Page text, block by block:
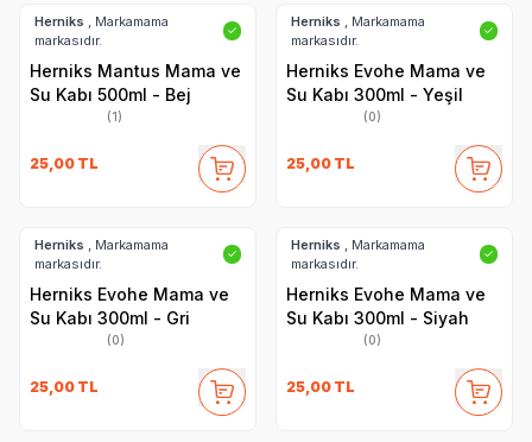
Herniks
, Markamama
markasıdır.
✓
Herniks Mantus Mama ve
Su Kabı 500ml - Bej
(1)
25,00 TL
Herniks
, Markamama
markasıdır.
✓
Herniks Evohe Mama ve
Su Kabı 300ml - Yeşil
(0)
25,00 TL
Herniks
, Markamama
markasıdır.
✓
Herniks Evohe Mama ve
Su Kabı 300ml - Gri
(0)
25,00 TL
Herniks
, Markamama
markasıdır.
✓
Herniks Evohe Mama ve
Su Kabı 300ml - Siyah
(0)
25,00 TL